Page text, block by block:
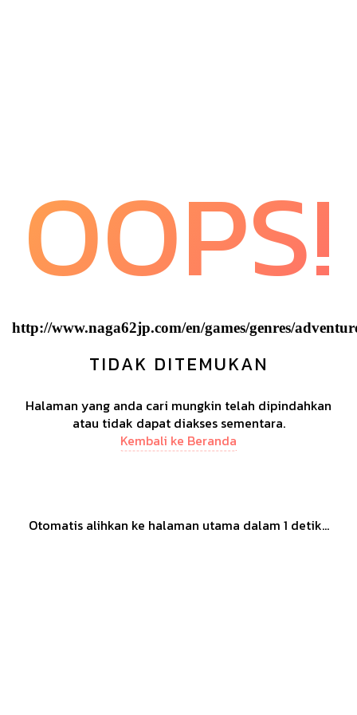
OOPS!
http://www.naga62jp.com/en/games/genres/
TIDAK DITEMUKAN
Halaman yang anda cari mungkin telah dipindahkan
atau tidak dapat diakses sementara.
Kembali ke Beranda
Otomatis alihkan ke halaman utama dalam 1 detik...